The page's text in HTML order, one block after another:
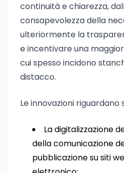
continuità e chiarezza,
consapevolezza della
ulteriormente la
e incentivare una
cui spesso incidono
distacco.
Le innovazioni
La digitalizzazione
della comunicazione
pubblicazione su siti